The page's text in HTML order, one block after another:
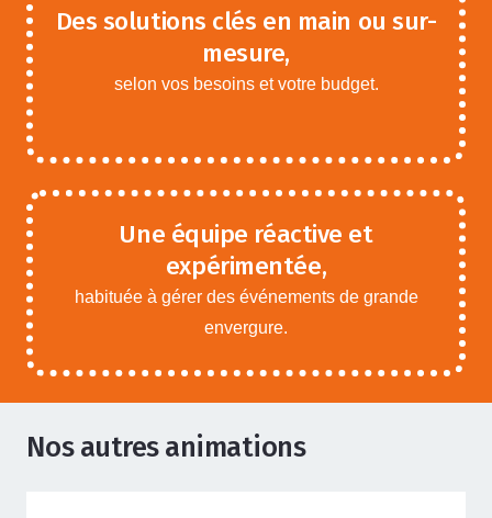
Des solutions clés en main ou sur-
mesure,
selon vos besoins et votre budget.
Une équipe réactive et
expérimentée,
habituée à gérer des événements de grande
envergure.
Nos autres animations